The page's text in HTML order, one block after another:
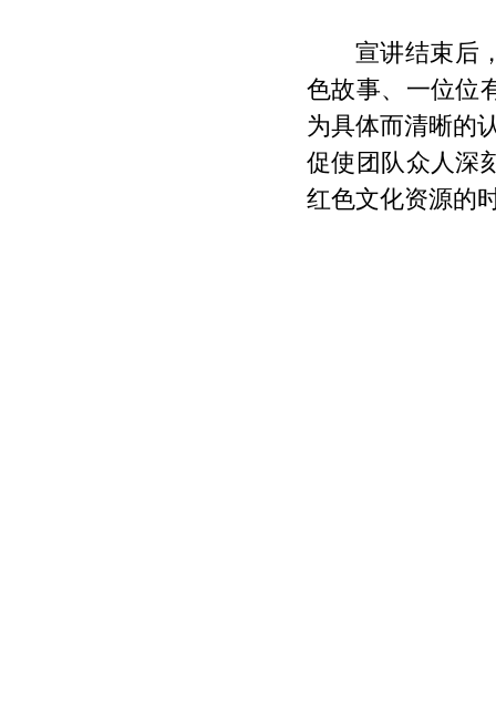
宣讲结束后
色故事、一位位
为具体而清晰的
促使团队众人深
红色文化资源的